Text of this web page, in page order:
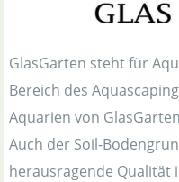
GlasGarten steht für
Bereich des
Aquarien von
Auch der Soil-
herausragende Qualität